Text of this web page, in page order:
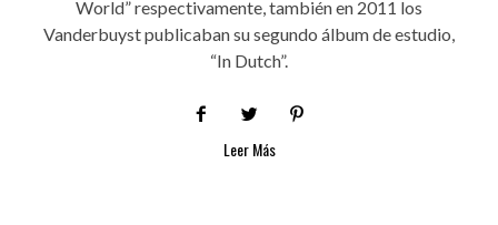
World” respectivamente, también en 2011 los
Vanderbuyst publicaban su segundo álbum de estudio,
“In Dutch”.
Leer Más